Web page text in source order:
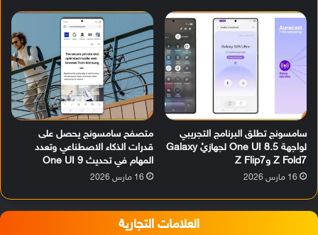
سامسونج تطلق البرنامج التجريبي
لواجهة One UI 8.5 لجهازيْ Galaxy
Z Fold7 وZ Flip7
16 مارس 2026
متصفح سامسونج يحصل على
قدرات الذكاء الاصطناعي وتعدد
المهام في تحديث One UI 9
16 مارس 2026
العلامات التجارية